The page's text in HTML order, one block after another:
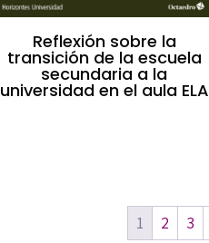
Reflexión sobre la
transición de la escuela
secundaria a la
universidad en el aula ELA
1 2 3